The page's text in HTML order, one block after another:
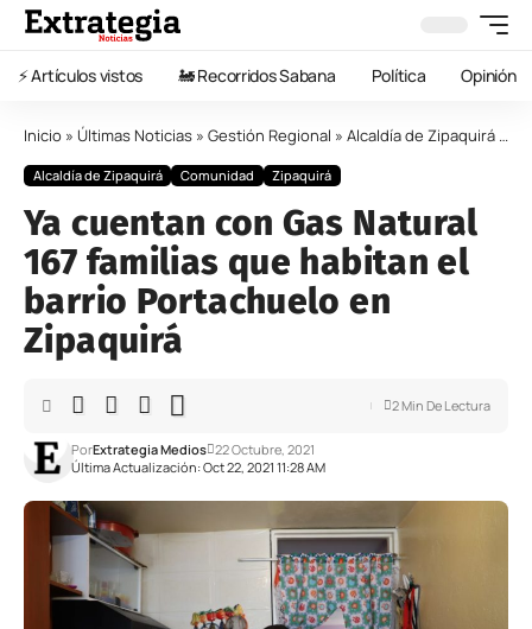
⚡️ Artículos vistos 🚂 Recorridos Sabana Política Opinión
Inicio » Últimas Noticias » Gestión Regional » Alcaldía de Zipaquirá
Alcaldía de Zipaquirá Comunidad Zipaquirá
Ya cuentan con Gas Natural
167 familias que habitan el
barrio Portachuelo en
Zipaquirá
Última Actualización: Oct 22, 2021 11:28 AM
PorExtrategia Medios 22 Octubre, 2021
2 Min De Lectura